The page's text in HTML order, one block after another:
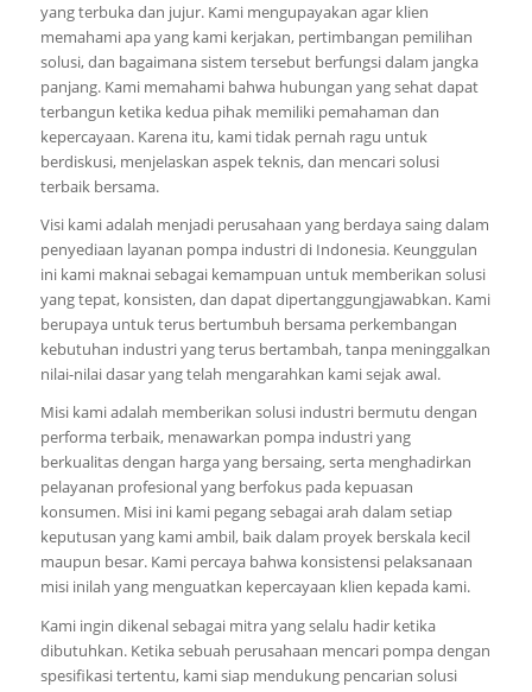
yang terbuka dan jujur. Kami mengupayakan agar klien
memahami apa yang kami kerjakan, pertimbangan pemilihan
solusi, dan bagaimana sistem tersebut berfungsi dalam jangka
panjang. Kami memahami bahwa hubungan yang sehat dapat
terbangun ketika kedua pihak memiliki pemahaman dan
kepercayaan. Karena itu, kami tidak pernah ragu untuk
berdiskusi, menjelaskan aspek teknis, dan mencari solusi
terbaik bersama.
Visi kami adalah menjadi perusahaan yang berdaya saing dalam
penyediaan layanan pompa industri di Indonesia. Keunggulan
ini kami maknai sebagai kemampuan untuk memberikan solusi
yang tepat, konsisten, dan dapat dipertanggungjawabkan. Kami
berupaya untuk terus bertumbuh bersama perkembangan
kebutuhan industri yang terus bertambah, tanpa meninggalkan
nilai-nilai dasar yang telah mengarahkan kami sejak awal.
Misi kami adalah memberikan solusi industri bermutu dengan
performa terbaik, menawarkan pompa industri yang
berkualitas dengan harga yang bersaing, serta menghadirkan
pelayanan profesional yang berfokus pada kepuasan
konsumen. Misi ini kami pegang sebagai arah dalam setiap
keputusan yang kami ambil, baik dalam proyek berskala kecil
maupun besar. Kami percaya bahwa konsistensi pelaksanaan
misi inilah yang menguatkan kepercayaan klien kepada kami.
Kami ingin dikenal sebagai mitra yang selalu hadir ketika
dibutuhkan. Ketika sebuah perusahaan mencari pompa dengan
spesifikasi tertentu, kami siap mendukung pencarian solusi